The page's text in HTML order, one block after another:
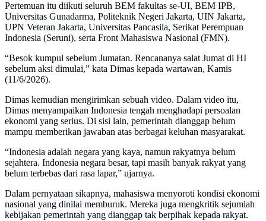
Pertemuan itu diikuti seluruh BEM fakultas se-UI, BEM IPB,
Universitas Gunadarma, Politeknik Negeri Jakarta, UIN Jakarta,
UPN Veteran Jakarta, Universitas Pancasila, Serikat Perempuan
Indonesia (Seruni), serta Front Mahasiswa Nasional (FMN).
“Besok kumpul sebelum Jumatan. Rencananya salat Jumat di HI
sebelum aksi dimulai,” kata Dimas kepada wartawan, Kamis
(11/6/2026).
Dimas kemudian mengirimkan sebuah video. Dalam video itu,
Dimas menyampaikan Indonesia tengah menghadapi persoalan
ekonomi yang serius. Di sisi lain, pemerintah dianggap belum
mampu memberikan jawaban atas berbagai keluhan masyarakat.
“Indonesia adalah negara yang kaya, namun rakyatnya belum
sejahtera. Indonesia negara besar, tapi masih banyak rakyat yang
belum terbebas dari rasa lapar,” ujarnya.
Dalam pernyataan sikapnya, mahasiswa menyoroti kondisi ekonomi
nasional yang dinilai memburuk. Mereka juga mengkritik sejumlah
kebijakan pemerintah yang dianggap tak berpihak kepada rakyat.